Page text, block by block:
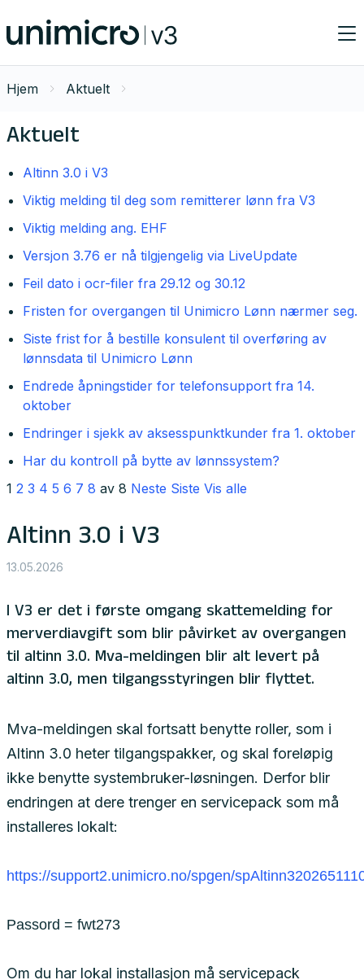
Hjem Aktuelt
Aktuelt
Altinn 3.0 i V3
Viktig melding til deg som remitterer lønn fra V3
Viktig melding ang. EHF
Versjon 3.76 er nå tilgjengelig via LiveUpdate
Feil dato i ocr-filer fra 29.12 og 30.12
Fristen for overgangen til Unimicro Lønn nærmer seg.
Siste frist for å bestille konsulent til overføring av
lønnsdata til Unimicro Lønn
Endrede åpningstider for telefonsupport fra 14.
oktober
Endringer i sjekk av aksesspunktkunder fra 1. oktober
Har du kontroll på bytte av lønnssystem?
1 2 3 4 5 6 7 8 av 8 Neste Siste Vis alle
Altinn 3.0 i V3
13.05.2026
I V3 er det i første omgang skattemelding for
merverdiavgift som blir påvirket av overgangen
til altinn 3.0. Mva-meldingen blir alt levert på
altinn 3.0, men tilgangsstyringen blir flyttet.
Mva-meldingen skal fortsatt benytte roller, som i
Altinn 3.0 heter tilgangspakker, og skal foreløpig
ikke benytte systembruker-løsningen. Derfor blir
endringen at dere trenger en servicepack som må
installeres lokalt:
https://support2.unimicro.no/spgen/
Passord = fwt273
Om du har lokal installasjon må servicepack